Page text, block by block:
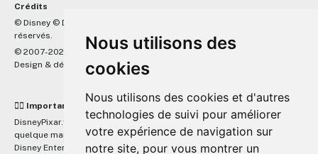
Nous utilisons des
cookies
Nous utilisons des cookies et d'autres
technologies de suivi pour améliorer
votre expérience de navigation sur
notre site, pour vous montrer un
Crédits
© Disney © Disney/Pixar © &
réservés.
© 2007-2026 DisneyPixar.fr
Design & développement :MonsieurPaul
☝🏼 Important
DisneyPixar.fr est un site indépendant et n'est en aucun cas lié de
quelque manière que ce soit avec The Walt Disney Company, Pixar,
Disney Enterprises, Inc ou leurs dérivés ou associés. Toute demande